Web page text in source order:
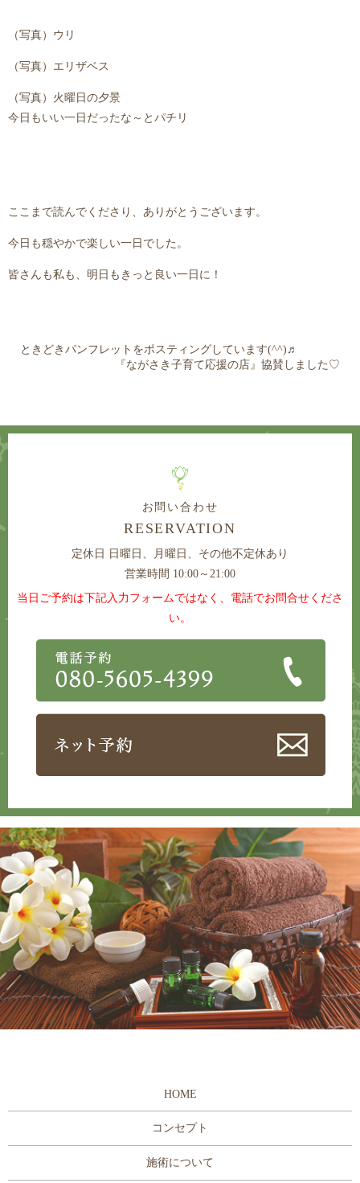
（写真）ウリ
（写真）エリザベス
（写真）火曜日の夕景
今日もいい一日だったな～とパチリ
ここまで読んでくださり、ありがとうございます。
今日も穏やかで楽しい一日でした。
皆さんも私も、明日もきっと良い一日に！
ときどきパンフレットをポスティングしています(^^)♬
『ながさき子育て応援の店』協賛しました♡
お問い合わせ
RESERVATION
定休日 日曜日、月曜日、その他不定休あり
営業時間 10:00～21:00
当日ご予約は下記入力フォームではなく、電話でお問合せくださ
い。
HOME
コンセプト
施術について